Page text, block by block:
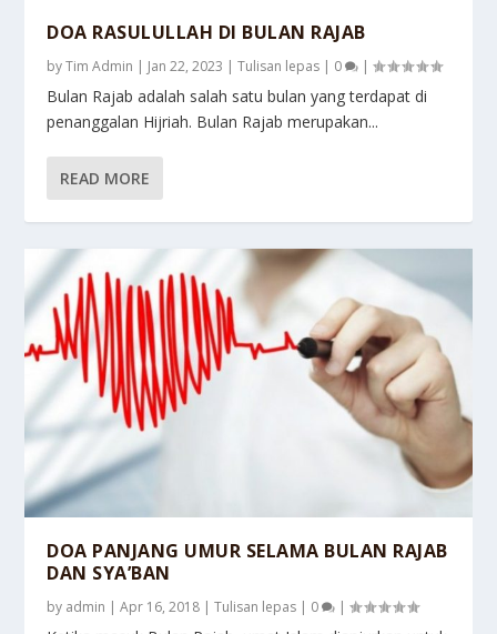
DOA RASULULLAH DI BULAN RAJAB
byTim Admin | Jan 22, 2023 |Tulisan lepas | 0 |
Bulan Rajab adalah salah satu bulan yang terdapat di
penanggalan Hijriah. Bulan Rajab merupakan...
READ MORE
DOA PANJANG UMUR SELAMA BULAN RAJAB
DAN SYA’BAN
by admin |Apr 16, 2018 |Tulisan lepas | 0 |